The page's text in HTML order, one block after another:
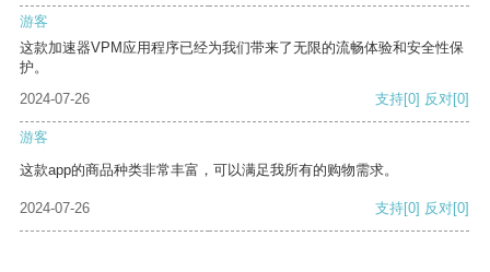
游客
这款加速器VPM应用程序已经为我们带来了无限的流畅体验和安全性保
护。
2024-07-26
支持[0] 反对[0]
游客
这款app的商品种类非常丰富，可以满足我所有的购物需求。
2024-07-26 支持[0] 反对[0]